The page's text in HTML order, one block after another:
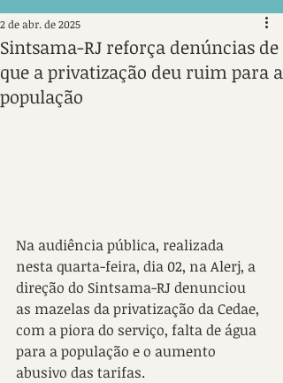
Sintsama-RJ reforça denúncias de
que a privatização deu ruim para a
população
2 de abr. de 2025
Na audiência pública, realizada
nesta quarta-feira, dia 02, na Alerj, a
direção do Sintsama-RJ denunciou
as mazelas da privatização da Cedae,
com a piora do serviço, falta de água
para a população e o aumento
abusivo das tarifas.